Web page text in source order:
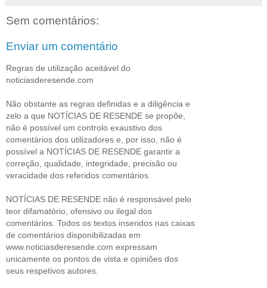
Sem comentários:
Enviar um comentário
Regras de utilização aceitável do
noticiasderesende.com
Não obstante as regras definidas e a diligência e
zelo a que NOTÍCIAS DE RESENDE se propõe,
não é possível um controlo exaustivo dos
comentários dos utilizadores e, por isso, não é
possível a NOTÍCIAS DE RESENDE garantir a
correção, qualidade, integridade, precisão ou
veracidade dos referidos comentários.
NOTÍCIAS DE RESENDE não é responsável pelo
teor difamatório, ofensivo ou ilegal dos
comentários. Todos os textos inseridos nas caixas
de comentários disponibilizadas em
www.noticiasderesende.com expressam
unicamente os pontos de vista e opiniões dos
seus respetivos autores.